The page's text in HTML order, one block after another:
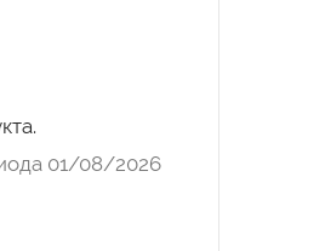
01/08/2026